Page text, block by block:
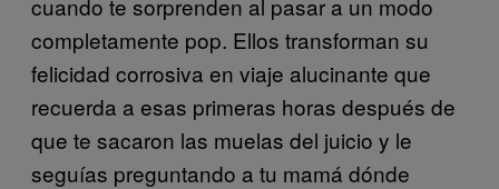
completamente pop. Ellos transforman su
felicidad corrosiva en viaje alucinante que
recuerda a esas primeras horas después de
que te sacaron las muelas del juicio y le
seguías preguntando a tu mamá dónde